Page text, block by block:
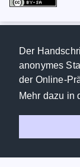
Der
anonymes
der Online-
Mehr dazu in